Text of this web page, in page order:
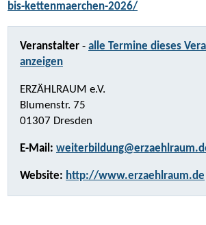
bis-kettenmaerchen-2026/
Veranstalter - alle Termine dieses
anzeigen
ERZÄHLRAUM e.V.
Blumenstr. 75
01307 Dresden
E-Mail:
Website: http://www.erzaehlraum.de